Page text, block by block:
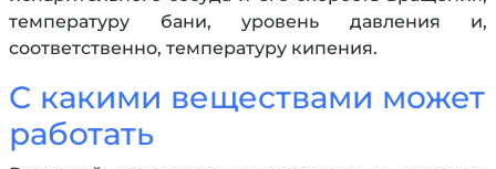
температуру бани, уровень давления и,
соответственно, температуру кипения.
С какими веществами может
работать